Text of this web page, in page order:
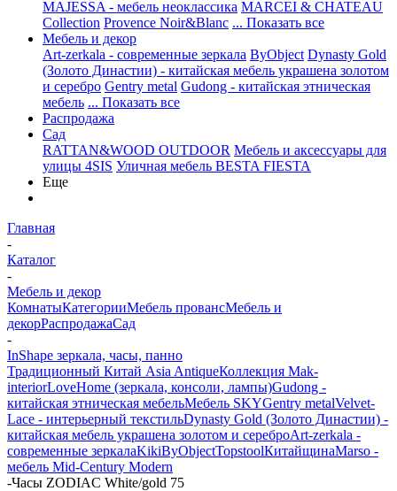
MAJESSA - мебель неоклассика MARCEI & CHATEAU
Collection Provence Noir&Blanc ... Показать все
Мебель и декор
Art-zerkala - современные зеркала ByObject Dynasty Gold
(Золото Династии) - китайская мебель украшена золотом
и серебро Gentry metal Gudong - китайская этническая
мебель ... Показать все
Распродажа
Сад
RATTAN&WOOD OUTDOOR Мебель и аксессуары для
улицы 4SIS Уличная мебель BESTA FIESTA
Еще
Главная
-
Каталог
-
Мебель и декор
КомнатыКатегорииМебель провансМебель и
декорРаспродажаСад
-
InShape зеркала, часы, панно
Традиционный Китай Asia AntiqueКоллекция Mak-
interiorLoveHome (зеркала, консоли, лампы)Gudong -
китайская этническая мебельМебель SKYGentry metalVelvet-
Lace - интерьерный текстильDynasty Gold (Золото Династии) -
китайская мебель украшена золотом и сереброArt-zerkala -
современные зеркалаKikiByObjectTopstoolКитайщинаMarso -
мебель Mid-Century Modern
-Часы ZODIAC White/gold 75